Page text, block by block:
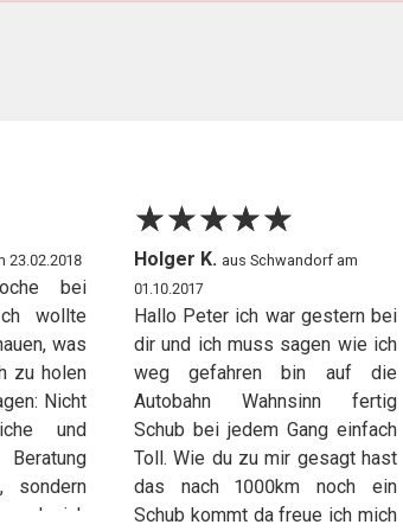
23.02.2018
bei
wollte
was
zu holen
Nicht
und
sondern
als ich
☆☆☆☆☆
★★★★★
Holger K. aus Schwandorf am
01.10.2017
Hallo Peter ich war gestern bei
dir und ich muss sagen wie ich
weg gefahren bin auf die
Autobahn Wahnsinn fertig
Schub bei jedem Gang einfach
Toll. Wie du zu mir gesagt hast
das nach 1000km noch ein
Schub kommt da freue ich mich